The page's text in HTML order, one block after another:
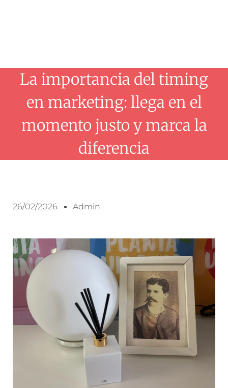
La importancia del timing
en marketing: llega en el
momento justo y marca la
diferencia
26/02/2026 Admin